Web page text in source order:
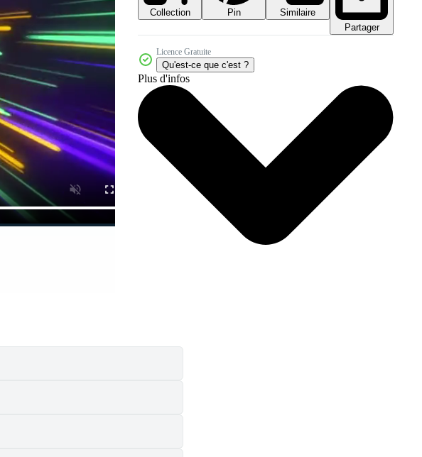
Collection Pin
Similaire
Partager
Licence Gratuite
Qu'est-ce que c'est ?
Plus d'infos